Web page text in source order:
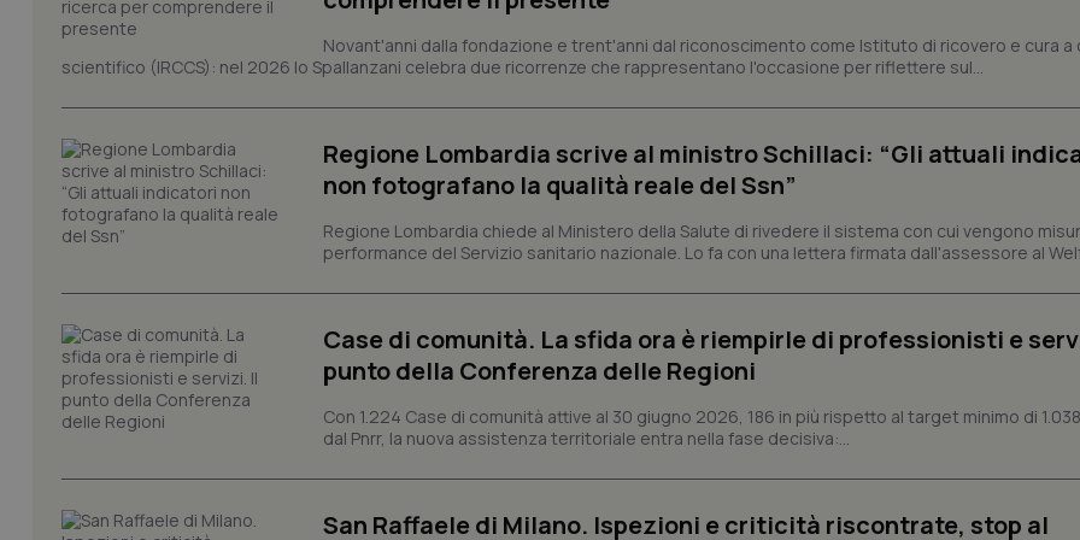
Novant'anni dalla fondazione e trent'anni dal riconoscimento come Istituto di ricovero e cura a
scientifico (IRCCS): nel 2026 lo Spallanzani celebra due ricorrenze che rappresentano l'occasione per riflettere sul...
Regione Lombardia scrive al ministro Schillaci: “Gli attuali
non fotografano la qualità reale del Ssn”
Regione Lombardia chiede al Ministero della Salute di rivedere il sistema con cui vengono
performance del Servizio sanitario nazionale. Lo fa con una lettera firmata dall'assessore al
Case di comunità. La sfida ora è riempirle di professionisti e
punto della Conferenza delle Regioni
Con 1.224 Case di comunità attive al 30 giugno 2026, 186 in più rispetto al target minimo di
dal Pnrr, la nuova assistenza territoriale entra nella fase decisiva:...
San Raffaele di Milano. Ispezioni e criticità riscontrate, stop al
e l'accesso alle aree protette del sito. Il sito web non è in grado di funzionare correttamente senza questi
interazione con il sito. Registra i
CookieScriptConsent
CookieScript
www.quotidianosanita.it
5 mesi 3
settimane
Questo cookie viene utilizzato
Script.com per ricordare le
dei cookie di Cookie-Script.com
tracking-sites-ironfish-
tracking-enable
www.quotidianosanita.it
4
settimane
Questo cookie è impostato
tracking-sites-ironfish-
session-id
www.quotidianosanita.it
4
settimane
2 giorni
Questo cookie è impostato
assegnare un identificatore
_ga
Google LLC
1 anno 1
Questo nome di cookie è
significativo del servizio di
utilizzato da Google. Questo